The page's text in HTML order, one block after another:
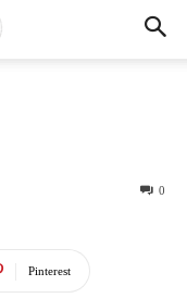
0
Pinterest